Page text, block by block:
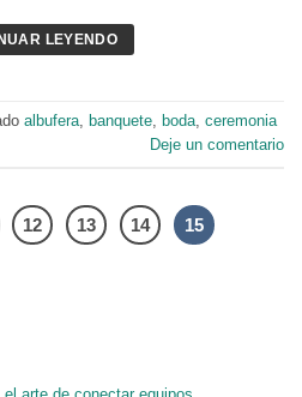
LEYENDO
albufera banquete boda ceremonia
Deje un comentario
12 13 14 15